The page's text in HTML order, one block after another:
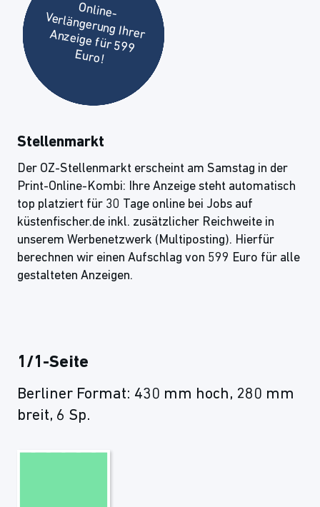
Online-
Verlängerung Ihrer Anzeige für 599
Euro!
Stellenmarkt
Der OZ-Stellenmarkt erscheint am Samstag in der
Print-Online-Kombi: Ihre Anzeige steht automatisch
top platziert für 30 Tage online bei Jobs auf
küstenfischer.de inkl. zusätzlicher Reichweite in
unserem Werbenetzwerk (Multiposting). Hierfür
berechnen wir einen Aufschlag von 599 Euro für alle
gestalteten Anzeigen.
1/1-Seite
Berliner Format: 430 mm hoch, 280 mm
breit, 6 Sp.